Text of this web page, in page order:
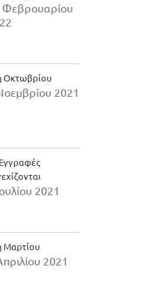
Φεβρουαρίου
Οκτωβρίου
2021
2021
Μαρτίου
2021